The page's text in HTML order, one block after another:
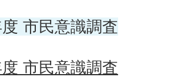
市民意識調査
市民意識調査